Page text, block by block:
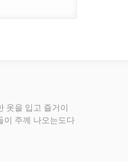
옷을 입고 즐거이
이 주께 나오는도다